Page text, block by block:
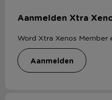
Aanmelden Xtra
Word Xtra Xenos Member
aanmelden